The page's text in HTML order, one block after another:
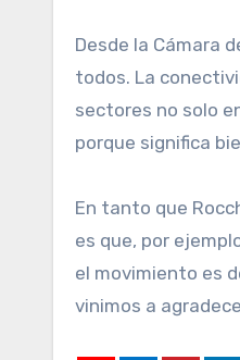
Desde la Cámara
todos. La
sectores no solo
porque significa
En tanto que
es que, por
el movimiento es
vinimos a